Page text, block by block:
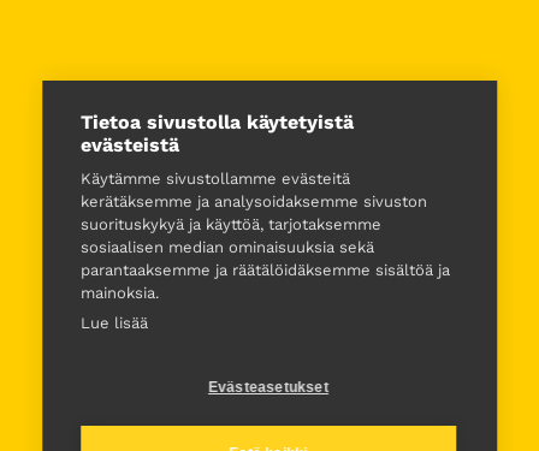
Tietoa sivustolla käytetyistä
evästeistä
Käytämme sivustollamme evästeitä
kerätäksemme ja analysoidaksemme sivuston
suorituskykyä ja käyttöä, tarjotaksemme
sosiaalisen median ominaisuuksia sekä
parantaaksemme ja räätälöidäksemme sisältöä ja
mainoksia.
Lue lisää
Evästeasetukset